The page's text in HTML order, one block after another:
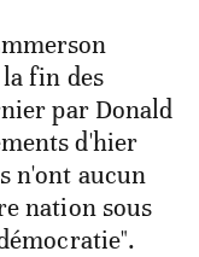
fin des
par Donald
d'hier
n'ont aucun
nation sous